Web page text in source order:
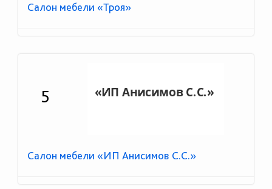
Салон мебели «Троя»
5
Салон мебели «ИП Анисимов С.С.»